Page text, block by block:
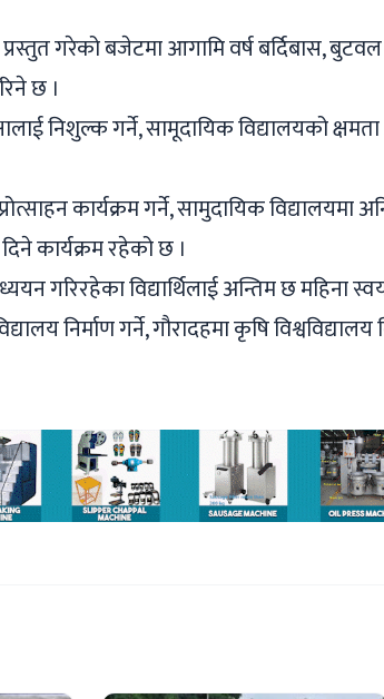
प्रस्तुत गरेको बजेटमा आगामि वर्ष बर्दिबास,
छ ।
निशुल्क गर्ने, सामूदायिक विद्यालयको
कार्यक्रम गर्ने, सामुदायिक विद्यालयमा
कार्यक्रम रहेको छ ।
गरिरहेका विद्यार्थिलाई अन्तिम छ महिना
निर्माण गर्ने, गौरादहमा कृषि